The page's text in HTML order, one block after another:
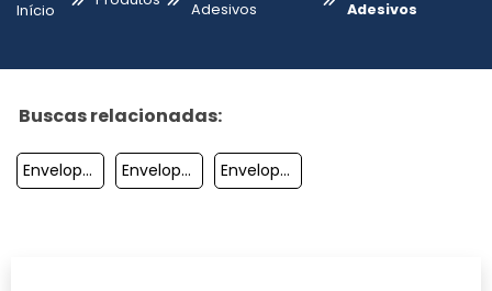
Início
Adesivos
Adesivos
Buscas relacionadas:
Envelope Com Adesivo Envelopes De Adesivo Envelope Adesivo